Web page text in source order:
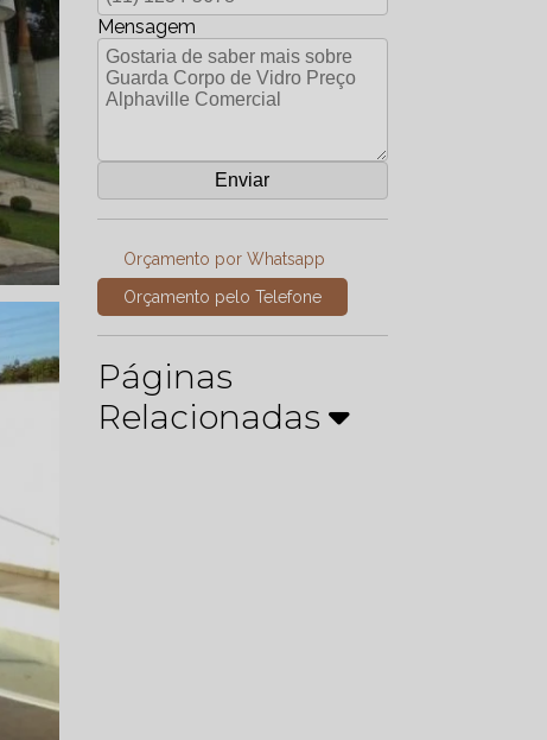
Mensagem
Orçamento por Whatsapp
Orçamento pelo Telefone
Páginas
Relacionadas